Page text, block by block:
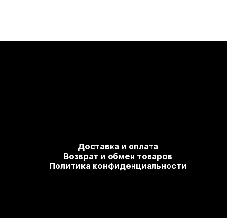
Доставка и оплата
Возврат и обмен товаров
Политика конфиденциальности